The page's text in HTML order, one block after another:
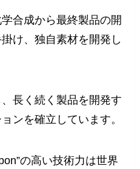
合成から最終製品の開
け、独自素材を開発し
長く続く製品を開発す
ンを確立しています。
の高い技術力は世界